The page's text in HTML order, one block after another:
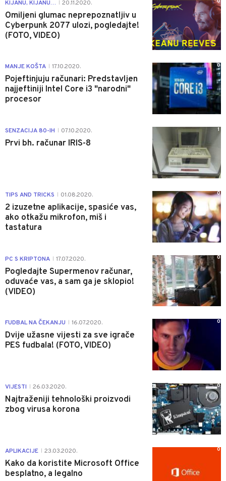
KIJANU, KIJANU… 20.11.2020.
Omiljeni glumac neprepoznatljiv u
Cyberpunk 2077 ulozi, pogledajte!
(FOTO, VIDEO)
MANJE KOŠTA 17.10.2020.
Pojeftinjuju računari: Predstavljen
najjeftiniji Intel Core i3 "narodni"
procesor
0
SENZACIJA 80-IH 07.10.2020.
Prvi bh. računar IRIS-8
1
TIPS AND TRICKS 01.08.2020.
2 izuzetne aplikacije, spasiće vas,
ako otkažu mikrofon, miš i
tastatura
0
PC S KRIPTONA 17.07.2020.
Pogledajte Supermenov računar,
oduvaće vas, a sam ga je sklopio!
(VIDEO)
0
FUDBAL NA ČEKANJU 16.07.2020.
Dvije užasne vijesti za sve igrače
PES fudbala! (FOTO, VIDEO)
0
VIJESTI 26.03.2020.
Najtraženiji tehnološki proizvodi
zbog virusa korona
0
APLIKACIJE 23.03.2020.
Kako da koristite Microsoft Office
besplatno, a legalno
0